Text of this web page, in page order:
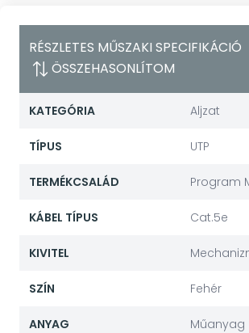
RÉSZLETES MŰSZAKI SPECIFIKÁCIÓ
ÖSSZEHASONLÍTOM
KATEGÓRIA Aljzat
TÍPUS UTP
TERMÉKCSALÁD Program
KÁBEL TÍPUS Cat.5e
KIVITEL
SZÍN Fehér
ANYAG Műanyag